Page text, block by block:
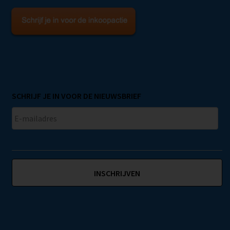
SCHRIJF JE IN VOOR DE NIEUWSBRIEF